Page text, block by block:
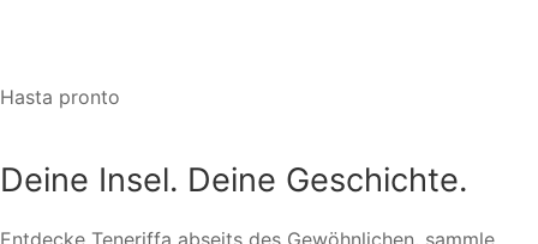
Hasta pronto
Deine Insel. Deine Geschichte.
Entdecke Teneriffa abseits des Gewöhnlichen, sammle